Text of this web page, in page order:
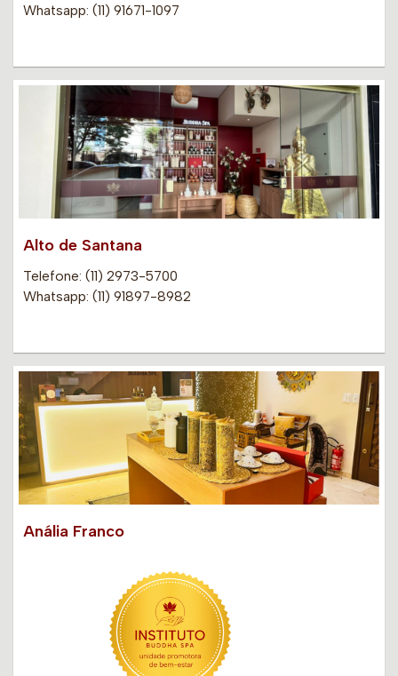
Whatsapp: (11) 91671-1097
Alto de Santana
Telefone: (11) 2973-5700
Whatsapp: (11) 91897-8982
Anália Franco